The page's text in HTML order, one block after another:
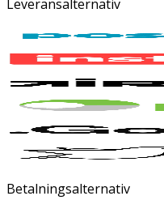
Leveransalternativ
Betalningsalternativ